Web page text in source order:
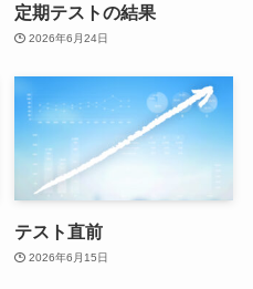
定期テストの結果
2026年6月24日
テスト直前
2026年6月15日